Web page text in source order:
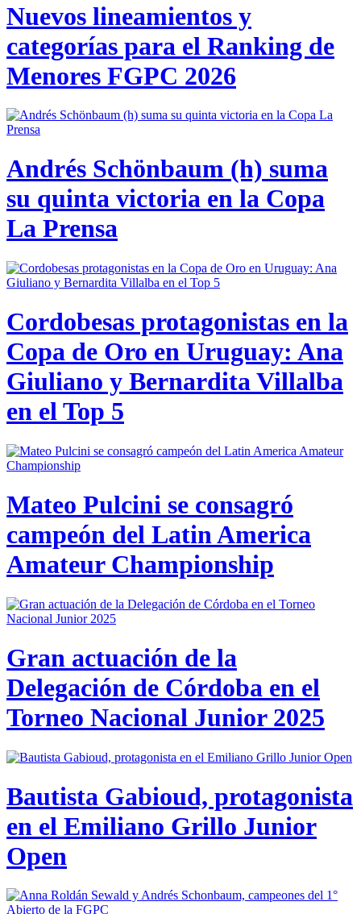
Nuevos lineamientos y
categorías para el Ranking de
Menores FGPC 2026
Andrés Schönbaum (h) suma
su quinta victoria en la Copa
La Prensa
Cordobesas protagonistas en la
Copa de Oro en Uruguay: Ana
Giuliano y Bernardita Villalba
en el Top 5
Mateo Pulcini se consagró
campeón del Latin America
Amateur Championship
Gran actuación de la
Delegación de Córdoba en el
Torneo Nacional Junior 2025
Bautista Gabioud, protagonista
en el Emiliano Grillo Junior
Open